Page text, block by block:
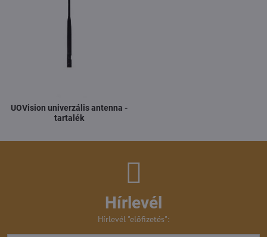
UOVision univerzális antenna -
tartalék
Hírlevél
Hírlevél "előfizetés":